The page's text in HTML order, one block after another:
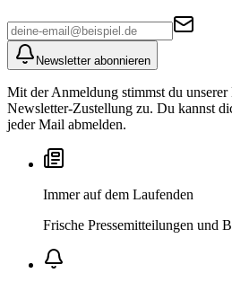
Newsletter abonnieren
Mit der Anmeldung stimmst du
Newsletter-Zustellung zu. Du kannst
jeder Mail abmelden.
Immer auf dem Laufenden
Frische Pressemitteilungen und